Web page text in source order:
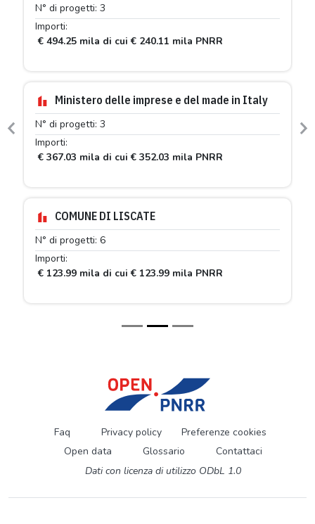
N° di progetti: 3
Importi:
€ 494.25 mila di cui € 240.11 mila PNRR
Ministero delle imprese e del made in Italy
N° di progetti: 3
Importi:
€ 367.03 mila di cui € 352.03 mila PNRR
COMUNE DI LISCATE
N° di progetti: 6
Importi:
€ 123.99 mila di cui € 123.99 mila PNRR
Previous
Faq Privacy policy
Preferenze cookies
Open data
Glossario
Contattaci
Dati con licenza di utilizzo ODbL 1.0